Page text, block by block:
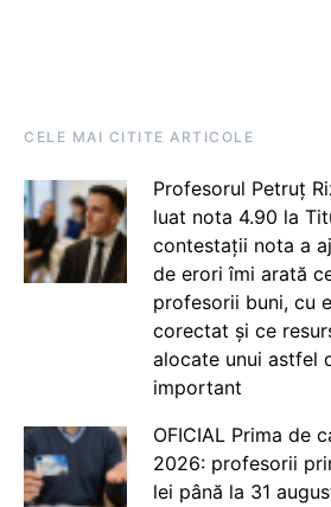
CELE MAI CITITE ARTICOLE
Profesorul Petruț
luat nota 4.90 la
contestații nota a
de erori îmi arată
profesorii buni, cu
corectat și ce
alocate unui astfel
important
OFICIAL Prima de
2026: profesorii
lei până la 31